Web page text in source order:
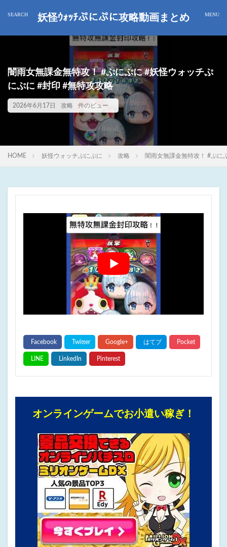
妖怪ｳｫｯﾁぷにぷに攻略動画まとめ
闇雨女無課金無特攻！ #ぷにぷに #妖怪ウォッチぷ
にぷに #封印 #無特攻攻略
2026年6月17日 攻略 件のビュー
HOME 妖怪ウォッチぷにぷに 攻略 闇雨女無課金無特攻！ #ぷに
オンラインゲームでお小遣い稼ぎ！